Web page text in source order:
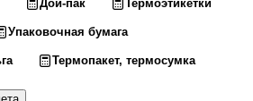
Дой-пак Термоэтикетки
Упаковочная бумага
Термопакет, термосумка